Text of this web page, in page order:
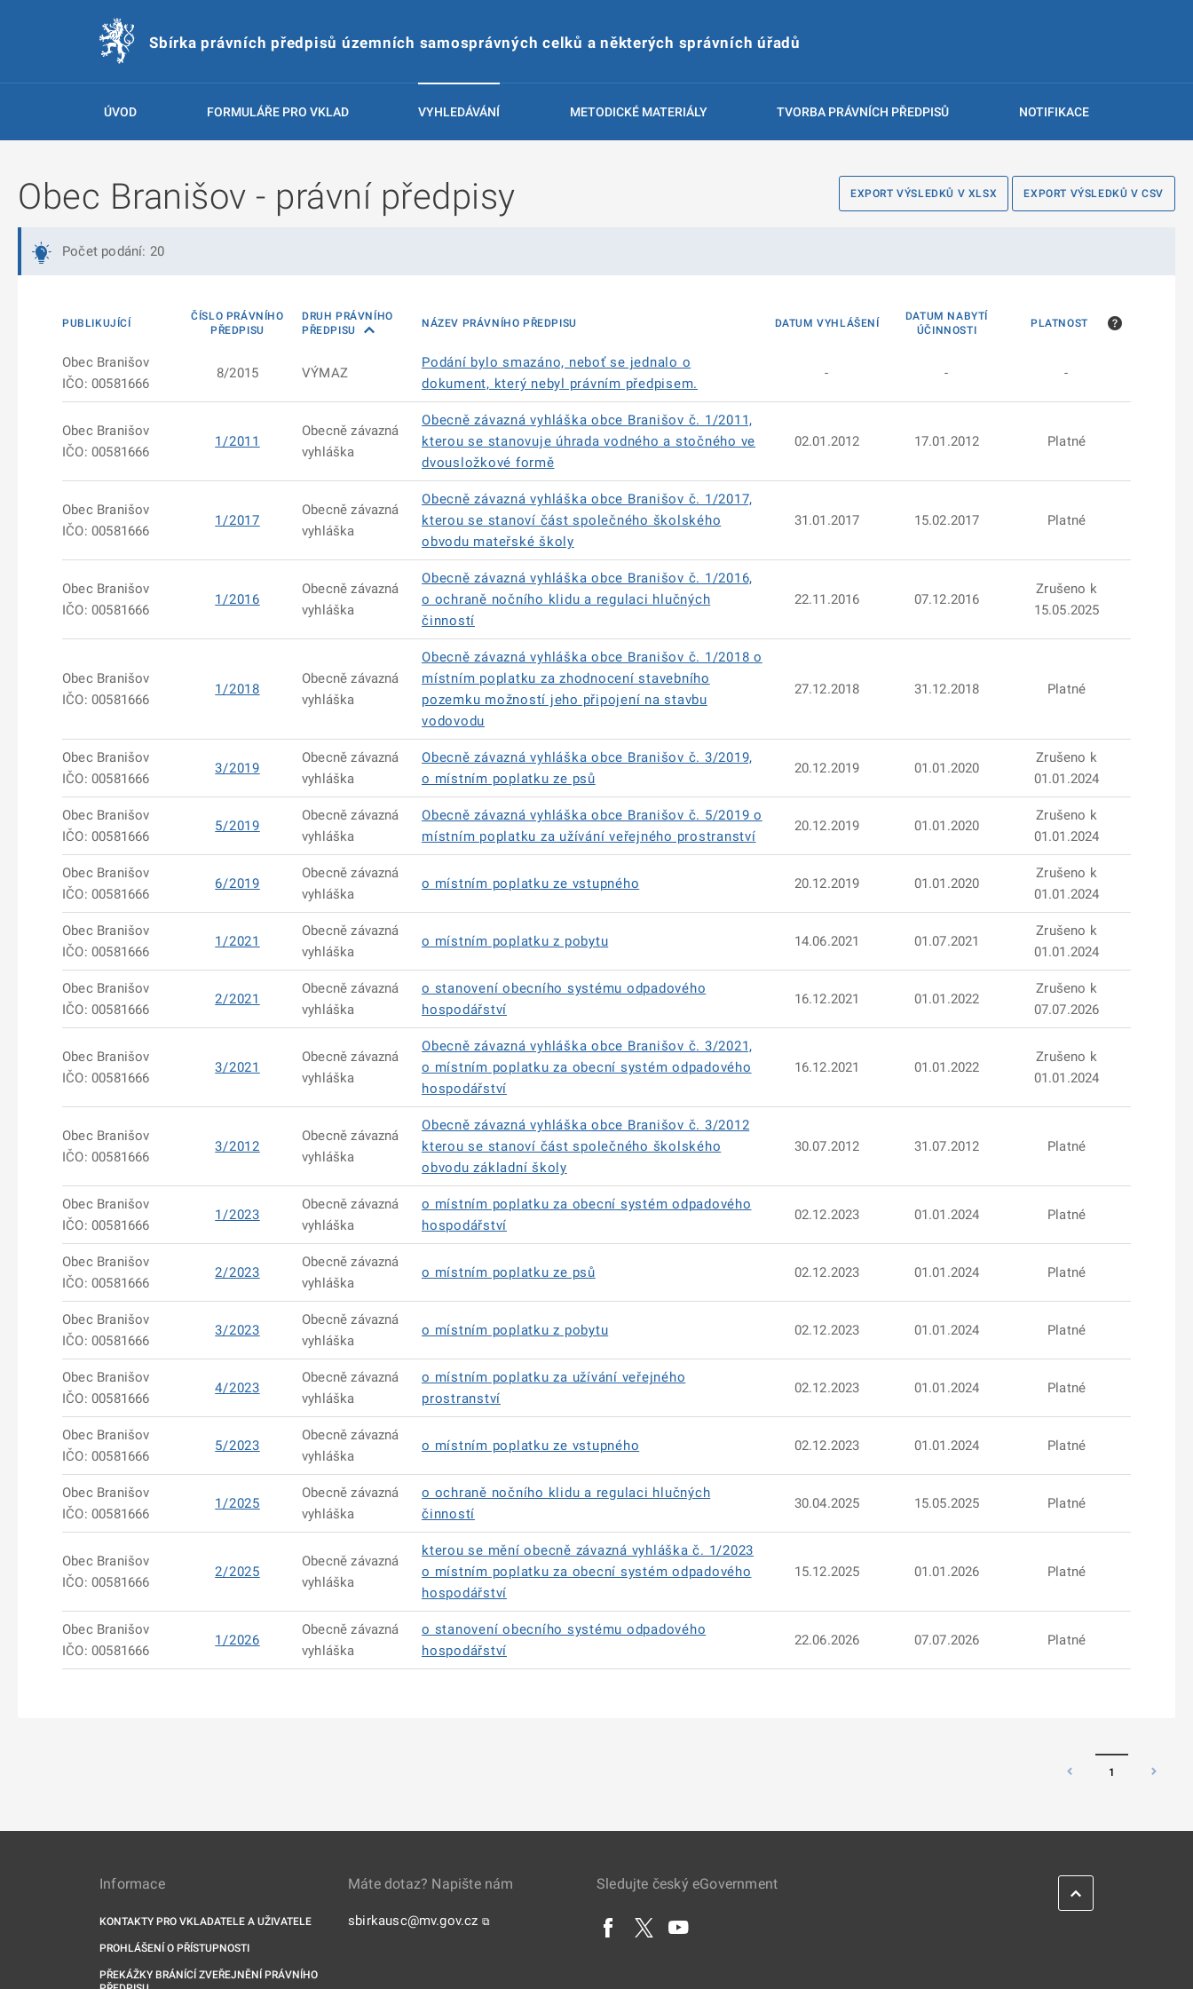
Sbírka právních předpisů územních samosprávných celků a některých správních úřadů
ÚVOD FORMULÁŘE PRO VKLAD VYHLEDÁVÁNÍ METODICKÉ MATERIÁLY TVORBA PRÁVNÍCH PŘEDPISŮ NOTIFIKACE
EXPORT VÝSLEDKŮ V XLSX EXPORT VÝSLEDKŮ V CSV
Obec Branišov - právní předpisy
Počet podání: 20
PUBLIKUJÍCÍ
ČÍSLO PRÁVNÍHO
PŘEDPISU
DRUH PRÁVNÍHO
PŘEDPISU
NÁZEV PRÁVNÍHO PŘEDPISU DATUM VYHLÁŠENÍ
DATUM NABYTÍ
ÚČINNOSTI
PLATNOST
Obec Branišov
IČO: 00581666
8/2015 VÝMAZ
Podání bylo smazáno, neboť se jednalo o
dokument, který nebyl právním předpisem.
- - -
Obec Branišov
IČO: 00581666
1/2011
Obecně závazná
vyhláška
Obecně závazná vyhláška obce Branišov č. 1/2011,
kterou se stanovuje úhrada vodného a stočného ve
dvousložkové formě
02.01.2012 17.01.2012 Platné
Obec Branišov
IČO: 00581666
1/2017
Obecně závazná
vyhláška
Obecně závazná vyhláška obce Branišov č. 1/2017,
kterou se stanoví část společného školského
obvodu mateřské školy
31.01.2017 15.02.2017 Platné
Obec Branišov
IČO: 00581666
1/2016
Obecně závazná
vyhláška
Obecně závazná vyhláška obce Branišov č. 1/2016,
o ochraně nočního klidu a regulaci hlučných
činností
22.11.2016 07.12.2016
Zrušeno k
15.05.2025
Obec Branišov
IČO: 00581666
1/2018
Obecně závazná
vyhláška
Obecně závazná vyhláška obce Branišov č. 1/2018 o
místním poplatku za zhodnocení stavebního
pozemku možností jeho připojení na stavbu
vodovodu
27.12.2018 31.12.2018 Platné
Obec Branišov
IČO: 00581666
3/2019
Obecně závazná
vyhláška
Obecně závazná vyhláška obce Branišov č. 3/2019,
o místním poplatku ze psů
20.12.2019 01.01.2020
Zrušeno k
01.01.2024
Obec Branišov
IČO: 00581666
5/2019
Obecně závazná
vyhláška
Obecně závazná vyhláška obce Branišov č. 5/2019 o
místním poplatku za užívání veřejného prostranství
20.12.2019 01.01.2020
Zrušeno k
01.01.2024
Obec Branišov
IČO: 00581666
6/2019
Obecně závazná
vyhláška
o místním poplatku ze vstupného 20.12.2019 01.01.2020
Zrušeno k
01.01.2024
Obec Branišov
IČO: 00581666
1/2021
Obecně závazná
vyhláška
o místním poplatku z pobytu 14.06.2021 01.07.2021
Zrušeno k
01.01.2024
Obec Branišov
IČO: 00581666
2/2021
Obecně závazná
vyhláška
o stanovení obecního systému odpadového
hospodářství
16.12.2021 01.01.2022
Zrušeno k
07.07.2026
Obec Branišov
IČO: 00581666
3/2021
Obecně závazná
vyhláška
Obecně závazná vyhláška obce Branišov č. 3/2021,
o místním poplatku za obecní systém odpadového
hospodářství
16.12.2021 01.01.2022
Zrušeno k
01.01.2024
Obec Branišov
IČO: 00581666
3/2012
Obecně závazná
vyhláška
Obecně závazná vyhláška obce Branišov č. 3/2012
kterou se stanoví část společného školského
obvodu základní školy
30.07.2012 31.07.2012 Platné
Obec Branišov
IČO: 00581666
1/2023
Obecně závazná
vyhláška
o místním poplatku za obecní systém odpadového
hospodářství
02.12.2023 01.01.2024 Platné
Obec Branišov
IČO: 00581666
2/2023
Obecně závazná
vyhláška
o místním poplatku ze psů 02.12.2023 01.01.2024 Platné
Obec Branišov
IČO: 00581666
3/2023
Obecně závazná
vyhláška
o místním poplatku z pobytu 02.12.2023 01.01.2024 Platné
Obec Branišov
IČO: 00581666
4/2023
Obecně závazná
vyhláška
o místním poplatku za užívání veřejného
prostranství
02.12.2023 01.01.2024 Platné
Obec Branišov
IČO: 00581666
5/2023
Obecně závazná
vyhláška
o místním poplatku ze vstupného 02.12.2023 01.01.2024 Platné
Obec Branišov
IČO: 00581666
1/2025
Obecně závazná
vyhláška
o ochraně nočního klidu a regulaci hlučných
činností
30.04.2025 15.05.2025 Platné
Obec Branišov
IČO: 00581666
2/2025
Obecně závazná
vyhláška
kterou se mění obecně závazná vyhláška č. 1/2023
o místním poplatku za obecní systém odpadového
hospodářství
15.12.2025 01.01.2026 Platné
Obec Branišov
IČO: 00581666
1/2026
Obecně závazná
vyhláška
o stanovení obecního systému odpadového
hospodářství
22.06.2026 07.07.2026 Platné
1
Informace
KONTAKTY PRO VKLADATELE A UŽIVATELE
PROHLÁŠENÍ O PŘÍSTUPNOSTI
PŘEKÁŽKY BRÁNÍCÍ ZVEŘEJNĚNÍ PRÁVNÍHO
Máte dotaz? Napište nám
sbirkausc@mv.gov.cz ⧉
Sledujte český eGovernment